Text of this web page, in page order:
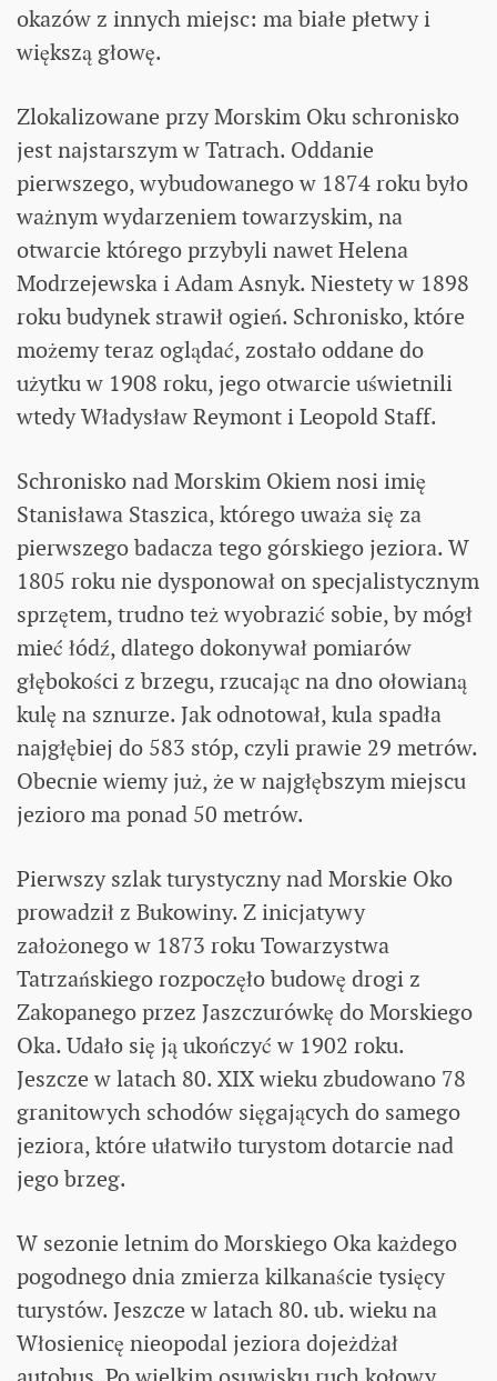
okazów z innych miejsc: ma białe płetwy i
większą głowę.
Zlokalizowane przy Morskim Oku schronisko
jest najstarszym w Tatrach. Oddanie
pierwszego, wybudowanego w 1874 roku było
ważnym wydarzeniem towarzyskim, na
otwarcie którego przybyli nawet Helena
Modrzejewska i Adam Asnyk. Niestety w 1898
roku budynek strawił ogień. Schronisko, które
możemy teraz oglądać, zostało oddane do
użytku w 1908 roku, jego otwarcie uświetnili
wtedy Władysław Reymont i Leopold Staff.
Schronisko nad Morskim Okiem nosi imię
Stanisława Staszica, którego uważa się za
pierwszego badacza tego górskiego jeziora. W
1805 roku nie dysponował on specjalistycznym
sprzętem, trudno też wyobrazić sobie, by mógł
mieć łódź, dlatego dokonywał pomiarów
głębokości z brzegu, rzucając na dno ołowianą
kulę na sznurze. Jak odnotował, kula spadła
najgłębiej do 583 stóp, czyli prawie 29 metrów.
Obecnie wiemy już, że w najgłębszym miejscu
jezioro ma ponad 50 metrów.
Pierwszy szlak turystyczny nad Morskie Oko
prowadził z Bukowiny. Z inicjatywy
założonego w 1873 roku Towarzystwa
Tatrzańskiego rozpoczęło budowę drogi z
Zakopanego przez Jaszczurówkę do Morskiego
Oka. Udało się ją ukończyć w 1902 roku.
Jeszcze w latach 80. XIX wieku zbudowano 78
granitowych schodów sięgających do samego
jeziora, które ułatwiło turystom dotarcie nad
jego brzeg.
W sezonie letnim do Morskiego Oka każdego
pogodnego dnia zmierza kilkanaście tysięcy
turystów. Jeszcze w latach 80. ub. wieku na
Włosienicę nieopodal jeziora dojeżdżał